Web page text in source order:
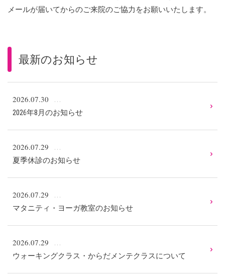
メールが届いてからのご来院のご協力をお願いいたします。
最新のお知らせ
2026.07.30
2026年8月のお知らせ
2026.07.29
夏季休診のお知らせ
2026.07.29
マタニティ・ヨーガ教室のお知らせ
2026.07.29
ウォーキングクラス・からだメンテクラスについて